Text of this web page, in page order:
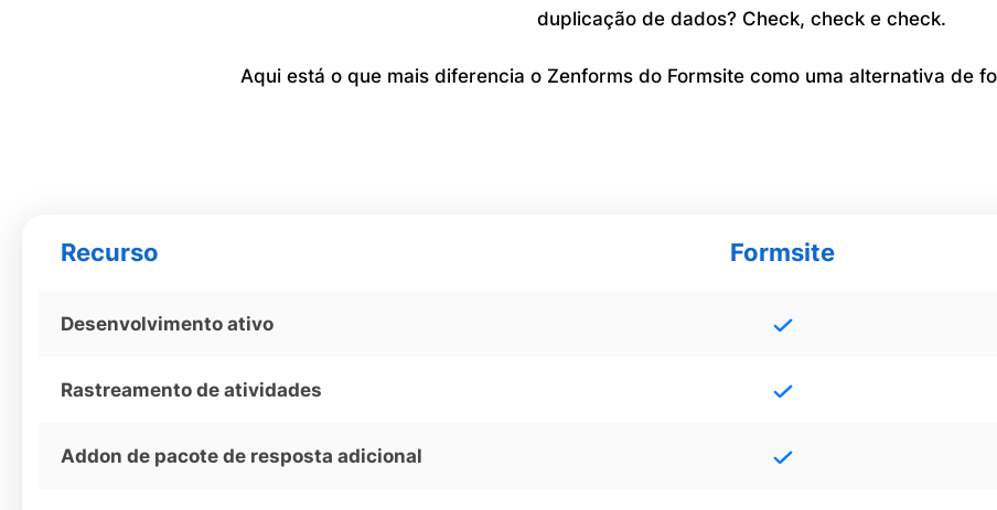
duplicação de dados? Check, check e check.
Aqui está o que mais diferencia o Zenforms do Formsite como uma alternativa de
Recurso Formsite
Desenvolvimento ativo
Rastreamento de atividades
Addon de pacote de resposta adicional